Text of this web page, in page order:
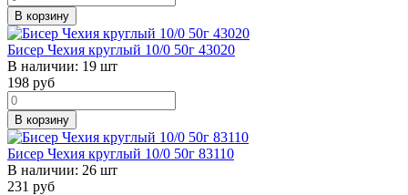
В корзину
Бисер Чехия круглый 10/0 50г 43020
В наличии: 19 шт
198 руб
В корзину
Бисер Чехия круглый 10/0 50г 83110
В наличии: 26 шт
231 руб